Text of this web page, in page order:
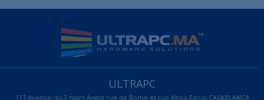
ULTRAPC
117 Avenue du 2 mars Angle rue de Rome et rue Abou Fariss CASABLANCA